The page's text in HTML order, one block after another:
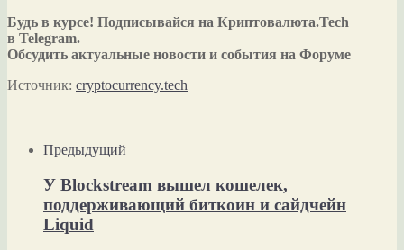
Будь в курсе! Подписывайся на Криптовалюта.Tech
в Telegram.
Обсудить актуальные новости и события на Форуме
Источник: cryptocurrency.tech
Предыдущий
У Blockstream вышел кошелек,
поддерживающий биткоин и сайдчейн
Liquid